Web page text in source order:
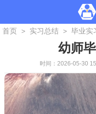
首页 > 实习总结 > 毕业实
幼师
时间：2026-05-30